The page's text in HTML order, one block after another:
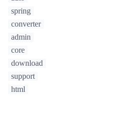
spring
converter
admin
core
download
support
html